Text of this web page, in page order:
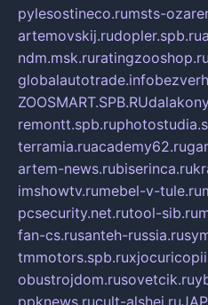
pylesostineco.rumsts-
artemovskij.rudopler.spb.ru
ndm.msk.ruratingzooshop.ru
globalautotrade.info
ZOOSMART.SPB.RU
remontt.spb.ru
terramia.ruacademy62.ru
artem-news.rubiserinca.ru
imshowtv.rumebel-v-tule.ru
pcsecurity.net.rutool-sib.ru
fan-cs.rusanteh-russia.ru
tmmotors.spb.ru
obustrojdom.rusovetcik.ru
ppknews.rucult-alshei.ru